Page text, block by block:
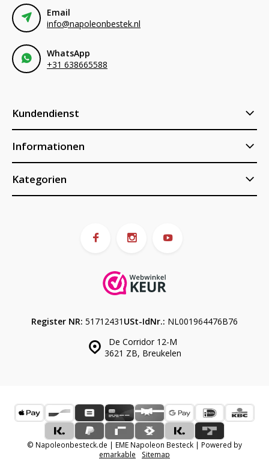
Email
info@napoleonbestek.nl
WhatsApp
+31 638665588
Kundendienst
Informationen
Kategorien
De Corridor 12-M
3621 ZB, Breukelen
Register NR: 51712431 USt-IdNr.: NL001964476B76
© Napoleonbesteck.de | EME Napoleon Besteck | Powered by
emarkable
Sitemap